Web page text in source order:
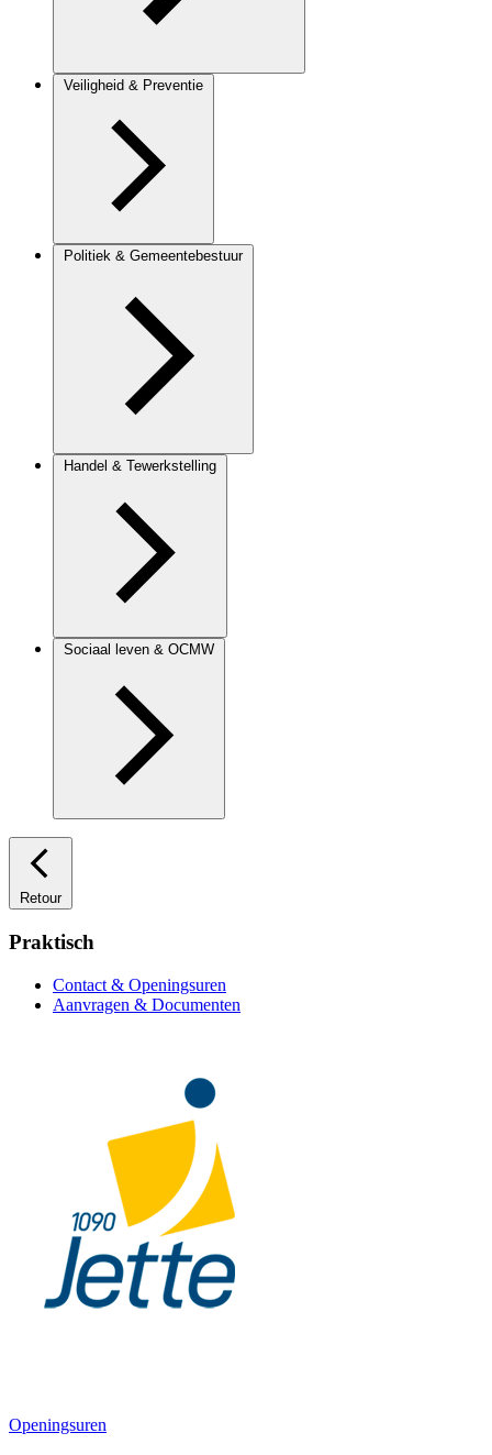
Veiligheid & Preventie
Politiek & Gemeentebestuur
Handel & Tewerkstelling
Sociaal leven & OCMW
Retour
Praktisch
Contact & Openingsuren
Aanvragen & Documenten
Openingsuren